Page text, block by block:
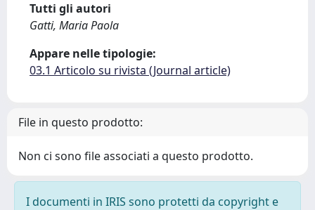
Tutti gli autori
Gatti, Maria Paola
Appare nelle tipologie:
03.1 Articolo su rivista (Journal article)
File in questo prodotto:
Non ci sono file associati a questo prodotto.
I documenti in IRIS sono protetti da copyright e